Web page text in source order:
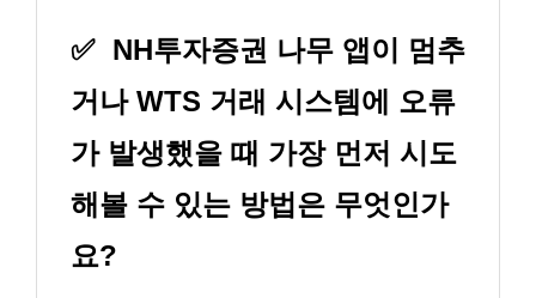
✅ NH투자증권 나무 앱이 멈추
거나 WTS 거래 시스템에 오류
가 발생했을 때 가장 먼저 시도
해볼 수 있는 방법은 무엇인가
요?